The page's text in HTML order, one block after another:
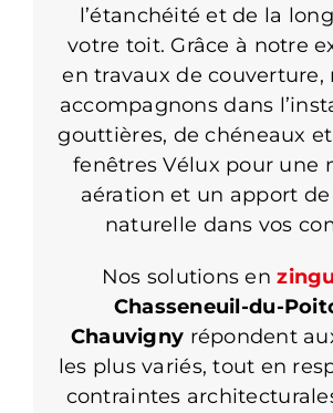
l’étanchéité et de la
votre toit. Grâce à notre
en travaux de couverture,
accompagnons dans
gouttières, de chéneaux
fenêtres Vélux pour une
aération et un apport
naturelle dans vos
Nos solutions en
Chasseneuil-du-
Chauvigny répondent
les plus variés, tout en
contraintes